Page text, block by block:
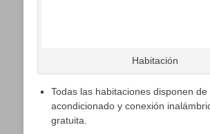
Habitación
Todas las habitaciones disponen de
acondicionado y conexión
gratuita.